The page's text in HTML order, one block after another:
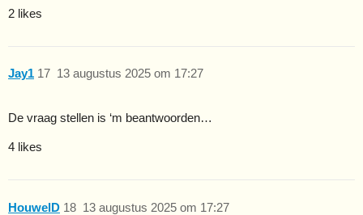
2 likes
Jay1 13 augustus 2025 om 17:27
17
De vraag stellen is ‘m beantwoorden…
4 likes
HouwelD 13 augustus 2025 om 17:27
18